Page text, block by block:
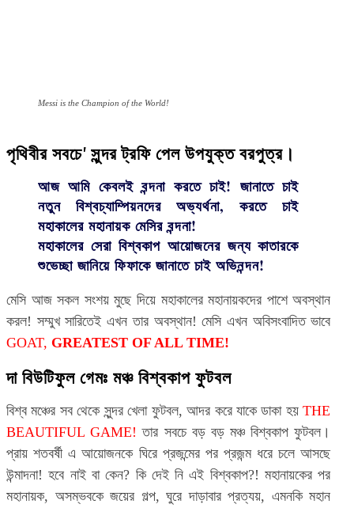
Messi is the Champion of the World!
পৃথিবীর সবচে’ সুন্দর ট্রফি পেল উপযুক্ত বরপুত্র।
আজ আমি কেবলই বন্দনা করতে চাই! জানাতে চাই
নতুন বিশ্বচ্যাম্পিয়নদের অভ্যর্থনা, করতে চাই
মহাকালের মহানায়ক মেসির বন্দনা!
মহাকালের সেরা বিশ্বকাপ আয়োজনের জন্য কাতারকে
শুভেচ্ছা জানিয়ে ফিফাকে জানাতে চাই অভিনন্দন!
মেসি আজ সকল সংশয় মুছে দিয়ে মহাকালের মহানায়কদের পাশে অবস্থান
করল! সম্মুখ সারিতেই এখন তার অবস্থান! মেসি এখন অবিসংবাদিত ভাবে
GOAT, GREATEST OF ALL TIME!
দা বিউটিফুল গেমঃ মঞ্চ বিশ্বকাপ ফুটবল
বিশ্ব মঞ্চের সব থেকে সুন্দর খেলা ফুটবল, আদর করে যাকে ডাকা হয়THE
BEAUTIFUL GAME! তার সবচে বড় বড় মঞ্চ বিশ্বকাপ ফুটবল।
প্রায় শতবর্ষী এ আয়োজনকে ঘিরে প্রজন্মের পর প্রজন্ম ধরে চলে আসছে
উন্মাদনা! হবে নাই বা কেন? কি দেই নি এই বিশ্বকাপ?! মহানায়কের পর
মহানায়ক, অসম্ভবকে জয়ের গল্প, ঘুরে দাড়াবার প্রত্যয়, এমনকি মহান